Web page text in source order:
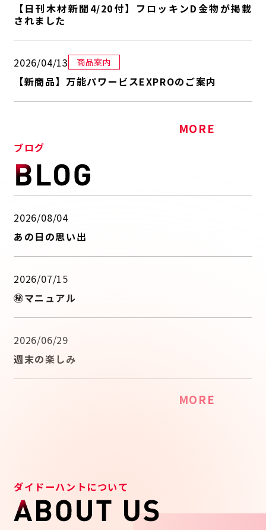
【日刊木材新聞4/20付】フロッキンD金物が掲載
されました
2026/04/13 商品案内
【新商品】万能パワービスEXPROのご案内
MORE
ブログ
2026/08/04
あの日の思い出
2026/07/15
㊙マニュアル
2026/06/29
週末の楽しみ
MORE
ダイドーハントについて
企画開発型企業
お客様のニーズに柔軟に対応する
カーボンニュートラル
社会の実現に向けて
持続可能資源の活用や再生可能エネルギーなど